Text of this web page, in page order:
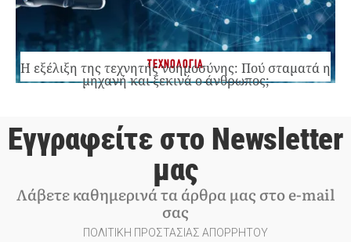
ΤΕΧΝΟΛΟΓΙΑ
Η εξέλιξη της τεχνητής νοημοσύνης: Πού σταματά η
μηχανή και ξεκινά ο άνθρωπος;
Εγγραφείτε στο Newsletter
μας
Λάβετε καθημερινά τα άρθρα μας στο e-mail
σας
ΠΟΛΙΤΙΚΗ ΠΡΟΣΤΑΣΙΑΣ ΑΠΟΡΡΗΤΟΥ